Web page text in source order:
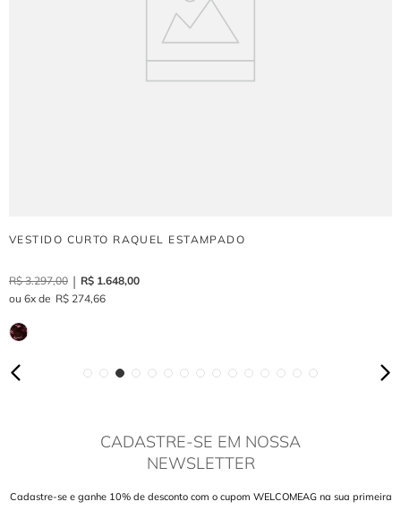
VESTIDO CURTO RAQUEL ESTAMPADO
R$ 3.297,00 R$ 1.648,00
6
R$ 274,66
CADASTRE-SE EM NOSSA
NEWSLETTER
Cadastre-se e ganhe 10% de desconto com o cupom WELCOMEAG na sua primeira